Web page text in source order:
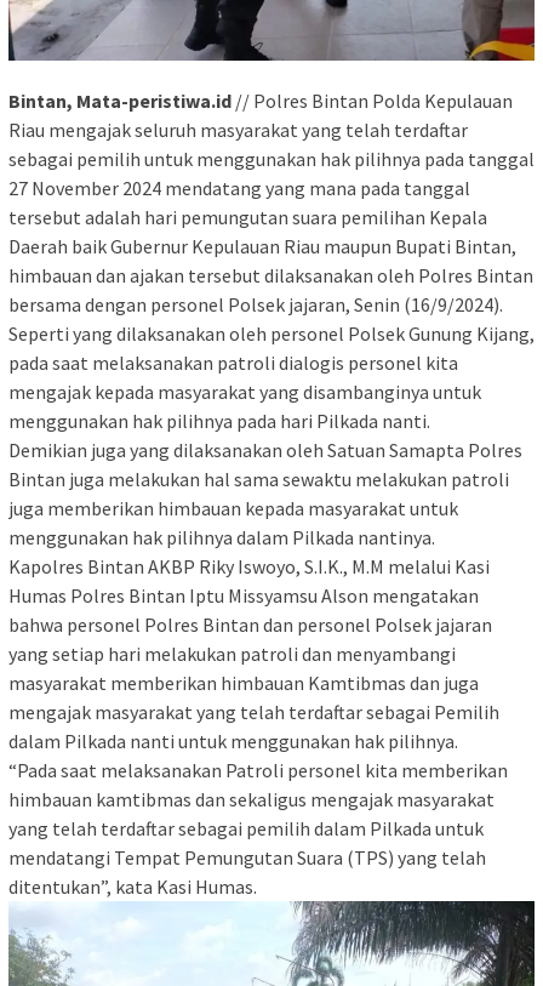
Bintan, Mata-peristiwa.id // Polres Bintan Polda Kepulauan
Riau mengajak seluruh masyarakat yang telah terdaftar
sebagai pemilih untuk menggunakan hak pilihnya pada tanggal
27 November 2024 mendatang yang mana pada tanggal
tersebut adalah hari pemungutan suara pemilihan Kepala
Daerah baik Gubernur Kepulauan Riau maupun Bupati Bintan,
himbauan dan ajakan tersebut dilaksanakan oleh Polres Bintan
bersama dengan personel Polsek jajaran, Senin (16/9/2024).
Seperti yang dilaksanakan oleh personel Polsek Gunung Kijang,
pada saat melaksanakan patroli dialogis personel kita
mengajak kepada masyarakat yang disambanginya untuk
menggunakan hak pilihnya pada hari Pilkada nanti.
Demikian juga yang dilaksanakan oleh Satuan Samapta Polres
Bintan juga melakukan hal sama sewaktu melakukan patroli
juga memberikan himbauan kepada masyarakat untuk
menggunakan hak pilihnya dalam Pilkada nantinya.
Kapolres Bintan AKBP Riky Iswoyo, S.I.K., M.M melalui Kasi
Humas Polres Bintan Iptu Missyamsu Alson mengatakan
bahwa personel Polres Bintan dan personel Polsek jajaran
yang setiap hari melakukan patroli dan menyambangi
masyarakat memberikan himbauan Kamtibmas dan juga
mengajak masyarakat yang telah terdaftar sebagai Pemilih
dalam Pilkada nanti untuk menggunakan hak pilihnya.
“Pada saat melaksanakan Patroli personel kita memberikan
himbauan kamtibmas dan sekaligus mengajak masyarakat
yang telah terdaftar sebagai pemilih dalam Pilkada untuk
mendatangi Tempat Pemungutan Suara (TPS) yang telah
ditentukan”, kata Kasi Humas.